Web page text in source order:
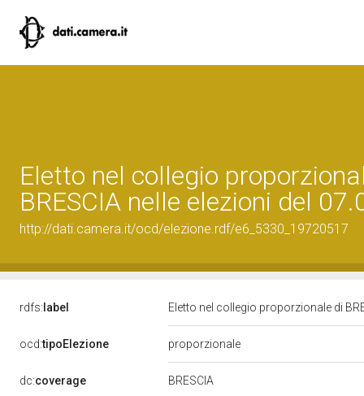
Eletto nel collegio
BRESCIA nelle elezioni del
http://dati.camera.it/ocd/elezione.rdf/e6_5330_19720517
rdfs: label Eletto nel collegio proporzionale di
ocd:tipoElezione proporzionale
dc:coverage BRESCIA